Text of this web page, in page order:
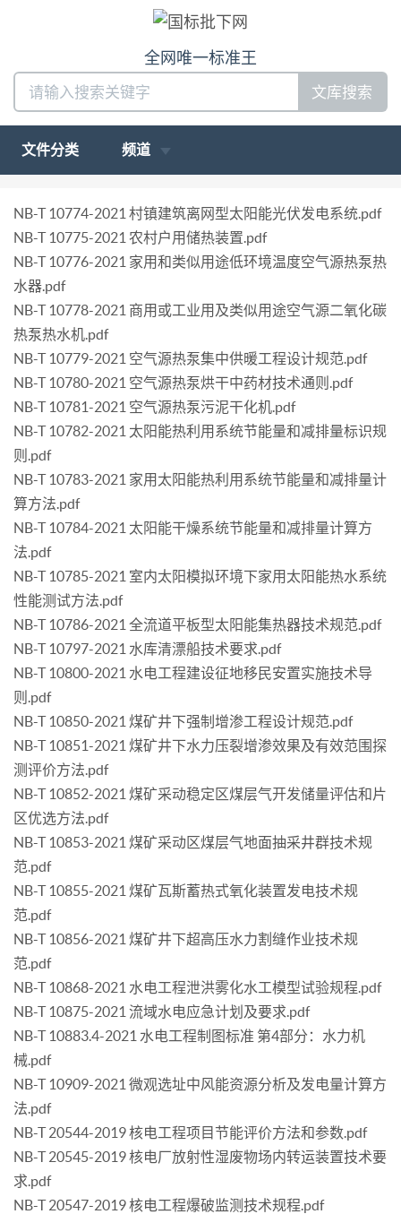
全网唯一标准王
文库搜索
文件分类 频道
NB-T 10774-2021 村镇建筑离网型太阳能光伏发电系统.pdf
NB-T 10775-2021 农村户用储热装置.pdf
NB-T 10776-2021 家用和类似用途低环境温度空气源热泵热
水器.pdf
NB-T 10778-2021 商用或工业用及类似用途空气源二氧化碳
热泵热水机.pdf
NB-T 10779-2021 空气源热泵集中供暖工程设计规范.pdf
NB-T 10780-2021 空气源热泵烘干中药材技术通则.pdf
NB-T 10781-2021 空气源热泵污泥干化机.pdf
NB-T 10782-2021 太阳能热利用系统节能量和减排量标识规
则.pdf
NB-T 10783-2021 家用太阳能热利用系统节能量和减排量计
算方法.pdf
NB-T 10784-2021 太阳能干燥系统节能量和减排量计算方
法.pdf
NB-T 10785-2021 室内太阳模拟环境下家用太阳能热水系统
性能测试方法.pdf
NB-T 10786-2021 全流道平板型太阳能集热器技术规范.pdf
NB-T 10797-2021 水库清漂船技术要求.pdf
NB-T 10800-2021 水电工程建设征地移民安置实施技术导
则.pdf
NB-T 10850-2021 煤矿井下强制增渗工程设计规范.pdf
NB-T 10851-2021 煤矿井下水力压裂增渗效果及有效范围探
测评价方法.pdf
NB-T 10852-2021 煤矿采动稳定区煤层气开发储量评估和片
区优选方法.pdf
NB-T 10853-2021 煤矿采动区煤层气地面抽采井群技术规
范.pdf
NB-T 10855-2021 煤矿瓦斯蓄热式氧化装置发电技术规
范.pdf
NB-T 10856-2021 煤矿井下超高压水力割缝作业技术规
范.pdf
NB-T 10868-2021 水电工程泄洪雾化水工模型试验规程.pdf
NB-T 10875-2021 流域水电应急计划及要求.pdf
NB-T 10883.4-2021 水电工程制图标准 第4部分：水力机
械.pdf
NB-T 10909-2021 微观选址中风能资源分析及发电量计算方
法.pdf
NB-T 20544-2019 核电工程项目节能评价方法和参数.pdf
NB-T 20545-2019 核电厂放射性湿废物场内转运装置技术要
求.pdf
NB-T 20547-2019 核电工程爆破监测技术规程.pdf